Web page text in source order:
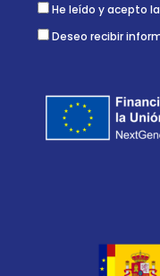
He leído y acepto
Deseo recibir